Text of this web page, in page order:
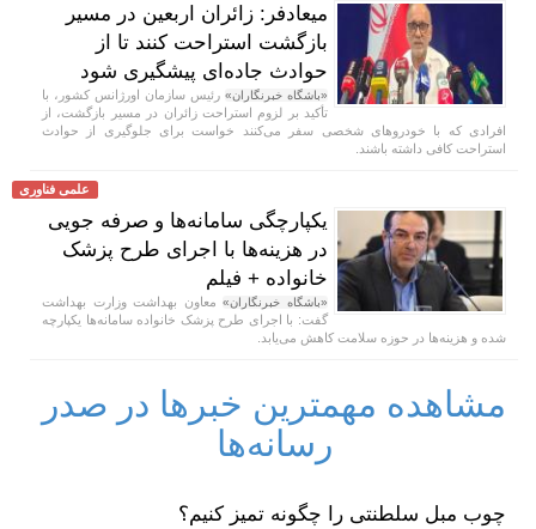
میعادفر: زائران اربعین در مسیر
بازگشت استراحت کنند تا از
حوادث جاده‌ای پیشگیری شود
«باشگاه خبرنگاران» رئیس سازمان اورژانس کشور، با
تأکید بر لزوم استراحت زائران در مسیر بازگشت، از
افرادی که با خودروهای شخصی سفر می‌کنند خواست برای جلوگیری از حوادث
استراحت کافی داشته باشند.
علمی فناوری
یکپارچگی سامانه‌ها و صرفه جویی
در هزینه‌ها با اجرای طرح پزشک
خانواده + فیلم
«باشگاه خبرنگاران»معاون بهداشت وزارت بهداشت
گفت: با اجرای طرح پزشک خانواده سامانه‌ها یکپارچه
شده و هزینه‌ها در حوزه سلامت کاهش می‌یابد.
مشاهده مهمترین خبرها در صدر
رسانه‌ها
چوب مبل سلطنتی را چگونه تمیز کنیم؟